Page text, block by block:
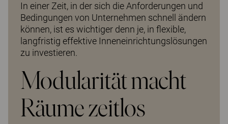
In einer Zeit, in der sich die Anforderungen und
Bedingungen von Unternehmen schnell ändern
können, ist es wichtiger denn je, in flexible,
langfristig effektive Inneneinrichtungslösungen
zu investieren.
Modularität macht
Räume zeitlos